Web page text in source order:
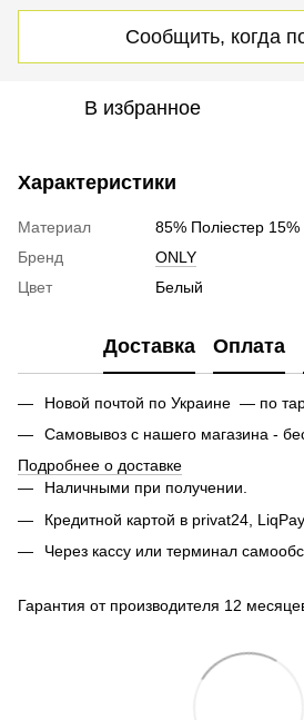
Сообщить, когда
В избранное
Характеристики
Материал
85% Поліестер 15%
Бренд
ONLY
Цвет
Белый
Доставка Оплата
Новой почтой по Украине — по
Самовывоз с нашего магазина -
Подробнее о доставке
Наличными при получении.
Кредитной картой в privat24, LiqPay.
Через кассу или терминал
Гарантия от производителя 12